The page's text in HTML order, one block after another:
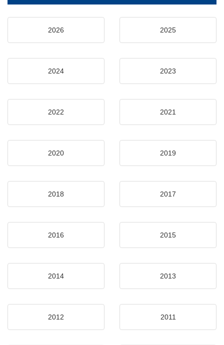
2026 2025
2024 2023
2022 2021
2020 2019
2018 2017
2016 2015
2014 2013
2012 2011